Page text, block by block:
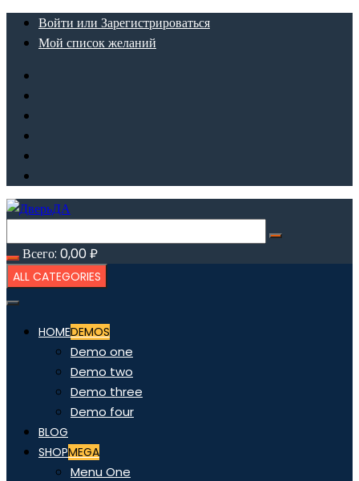
ПерейтиВойти или Зарегистрироваться
Мой список желаний
Всего: 0,00₽
ALL CATEGORIES
HOMEDEMOS
Demo one
Demo two
Demo three
Demo four
BLOG
SHOPMEGA
Menu One